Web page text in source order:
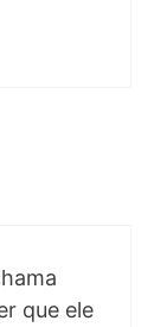
que ele